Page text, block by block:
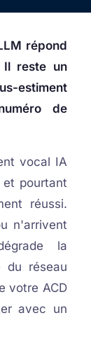
répond
Il reste un
estiment
de
vocal IA
pourtant
réussi.
n'arrivent
la
du réseau
votre ACD
avec un